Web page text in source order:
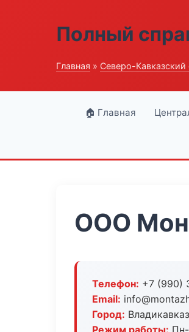
Полный
Главная » Северо-
🏠 Главная
ООО
Телефон: +7 (990)
Email:
Город: Владикавказ
Режим работы: